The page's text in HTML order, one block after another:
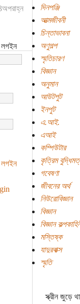
লগইন
লগইন
দিনপঞ্জি
আত্মজীবনী
চিন্তাভাবনা
অণুগল্প
স্মৃতিচারণ
বিজ্ঞান
অনুমান
আউটপুট
ইনপুট
এ.আই.
এআই
কম্পিউটার
কৃত্রিম
গবেষণা
জীবনের অর্থ
নিউরোবিজ্ঞান
বিজ্ঞান
বিজ্ঞান
মস্তিষ্ক
যাদুরবাক্স
স্মৃতি
স্ক্রীন জুড়ে